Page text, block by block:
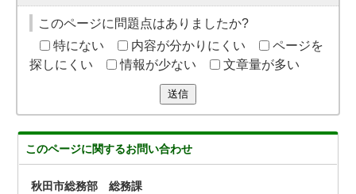
このページに問題点はありましたか?
特にない
内容が分かりにくい
ページを
探しにくい
情報が少ない 文章量が多い
送信
このページに関するお問い合わせ
秋田市総務部 総務課